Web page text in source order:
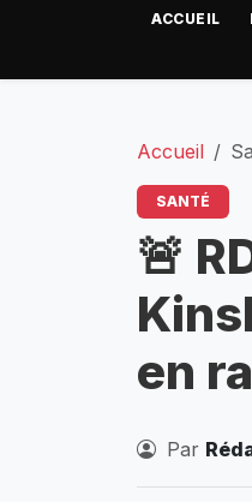
ACCUEIL
Accueil
SANTÉ
🚨
en
Par